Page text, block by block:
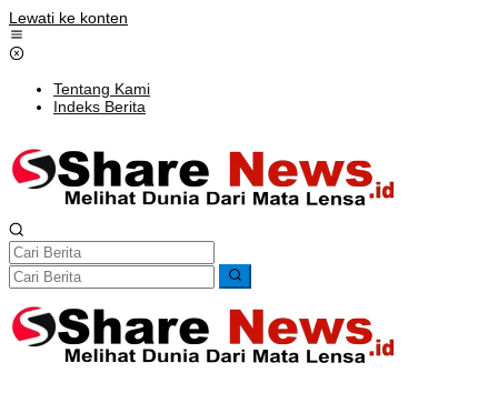
Lewati ke konten
Tentang Kami
Indeks Berita